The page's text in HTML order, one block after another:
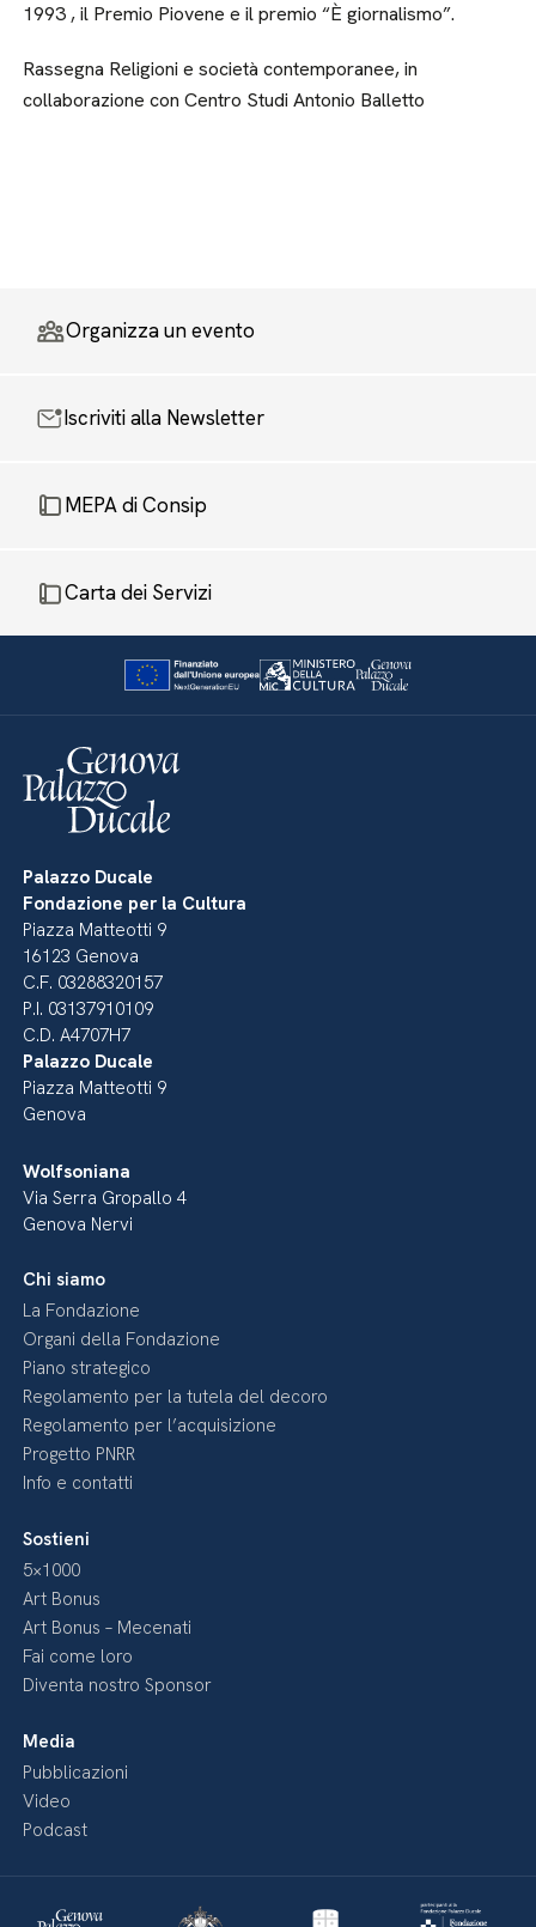
1993 , il Premio Piovene e il premio “È giornalismo”.
Rassegna Religioni e società contemporanee, in
collaborazione con Centro Studi Antonio Balletto
Organizza un evento
Iscriviti alla Newsletter
MEPA di Consip
Carta dei Servizi
Palazzo Ducale
Fondazione per la Cultura
Piazza Matteotti 9
16123 Genova
C.F. 03288320157
P.I. 03137910109
C.D. A4707H7
Palazzo Ducale
Piazza Matteotti 9
Genova
Wolfsoniana
Via Serra Gropallo 4
Genova Nervi
Chi siamo
La Fondazione
Organi della Fondazione
Piano strategico
Regolamento per la tutela del decoro
Regolamento per l’acquisizione
Progetto PNRR
Info e contatti
Sostieni
5×1000
Art Bonus
Art Bonus – Mecenati
Fai come loro
Diventa nostro Sponsor
Media
Pubblicazioni
Video
Podcast